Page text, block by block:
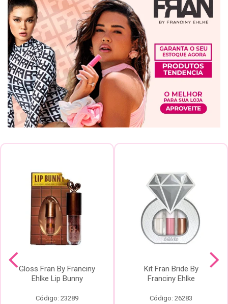
Gloss Fran By Franciny
Ehlke Lip Bunny
Código: 23289
Kit Fran Bride By
Franciny Ehlke
Código: 26283